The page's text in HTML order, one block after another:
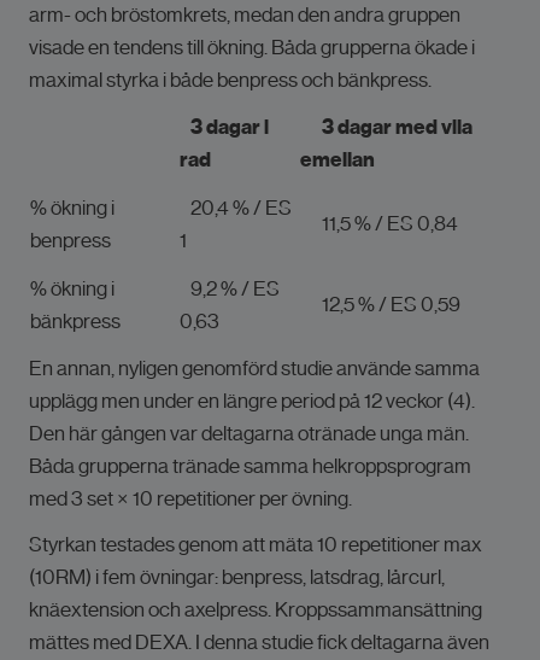
arm- och bröstomkrets, medan den andra gruppen
visade en tendens till ökning. Båda grupperna ökade i
maximal styrka i både benpress och bänkpress.
3 dagar i
rad
3 dagar med vila
emellan
% ökning i
benpress
20,4 % / ES
1
11,5 % / ES 0,84
% ökning i
bänkpress
9,2 % / ES
0,63
12,5 % / ES 0,59
En annan, nyligen genomförd studie använde samma
upplägg men under en längre period på 12 veckor (4).
Den här gången var deltagarna otränade unga män.
Båda grupperna tränade samma helkroppsprogram
med 3 set × 10 repetitioner per övning.
Styrkan testades genom att mäta 10 repetitioner max
(10RM) i fem övningar: benpress, latsdrag, lårcurl,
knäextension och axelpress. Kroppssammansättning
mättes med DEXA. I denna studie fick deltagarna även